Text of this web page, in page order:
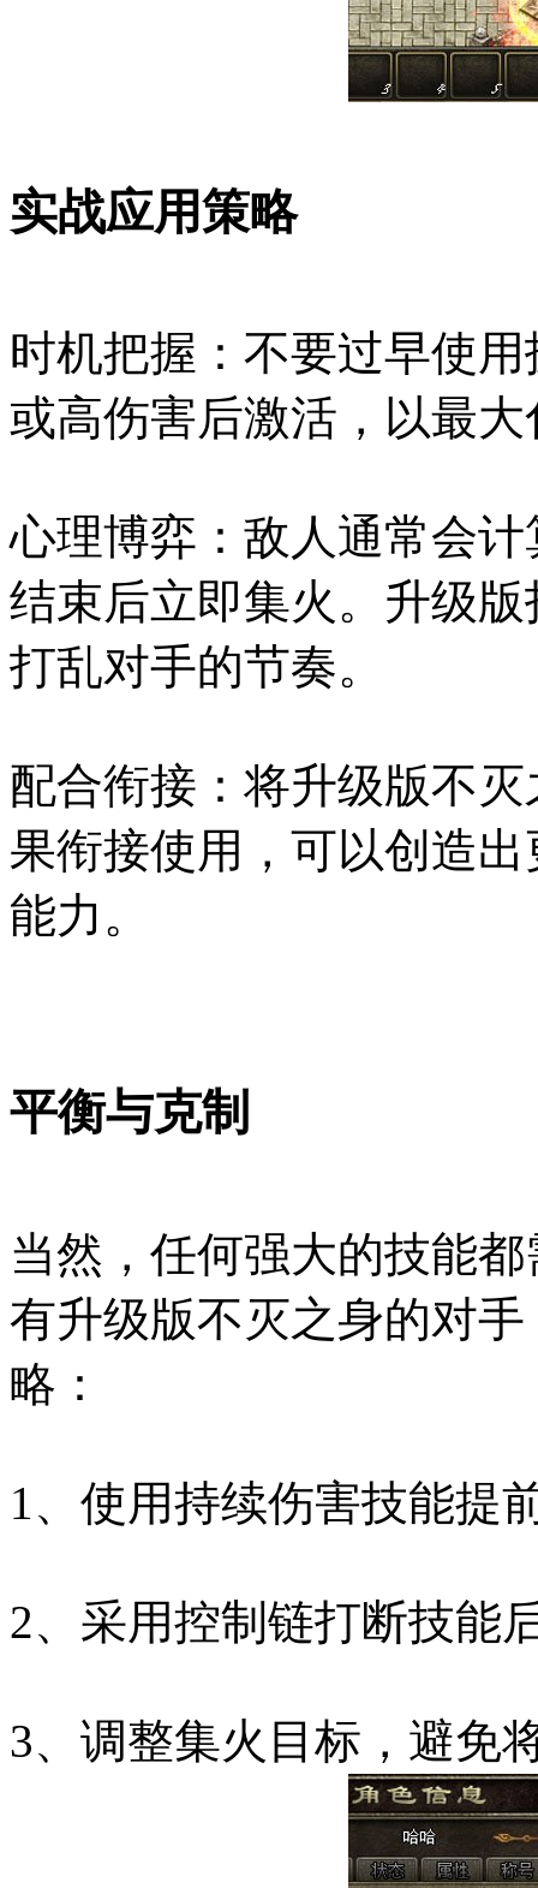
实战应用策略
时机把握：不要过早使
或高伤害后激活，以最
心理博弈：敌人通常会
结束后立即集火。升级
打乱对手的节奏。
配合衔接：将升级版不
果衔接使用，可以创造
能力。
平衡与克制
当然，任何强大的技能
有升级版不灭之身的对
略：
1、使用持续伤害技能提
2、采用控制链打断技能
3、调整集火目标，避免